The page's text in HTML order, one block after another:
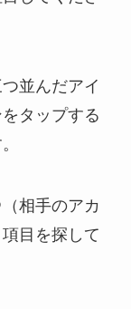
並んだアイ
タップする
相手のアカ
目を探して